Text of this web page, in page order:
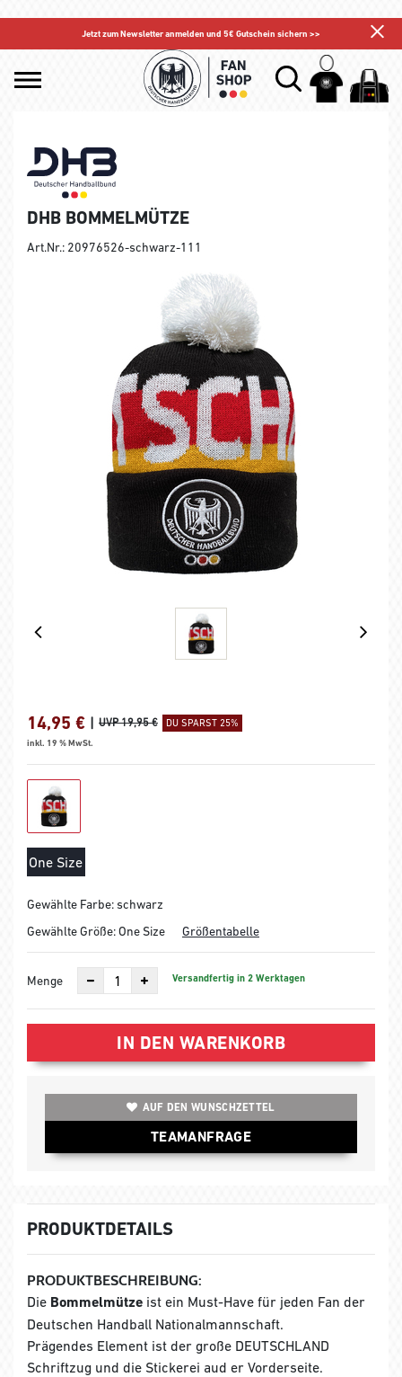
Jetzt zum Newsletter anmelden und 5€ Gutschein sichern >>
DHB BOMMELMÜTZE
Art.Nr.: 20976526-schwarz-111
14,95 € UVP 19,95 € DU SPARST 25%
inkl. 19 % MwSt.
One Size
Gewählte Farbe: schwarz
Gewählte Größe:One Size Größentabelle
Menge Versandfertig in 2 Werktagen
IN DEN WARENKORB
AUF DEN WUNSCHZETTEL
TEAMANFRAGE
PRODUKTDETAILS
PRODUKTBESCHREIBUNG:
Die Bommelmütze ist ein Must-Have für jeden Fan der
Deutschen Handball Nationalmannschaft.
Prägendes Element ist der große DEUTSCHLAND
Schriftzug und die Stickerei aud er Vorderseite.